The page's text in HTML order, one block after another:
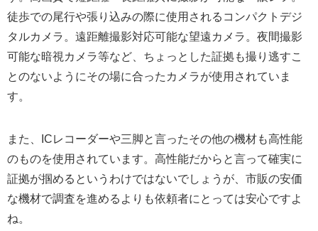
徒歩での尾行や張り込みの際に使用されるコンパクトデジ
タルカメラ。遠距離撮影対応可能な望遠カメラ。夜間撮影
可能な暗視カメラ等など、ちょっとした証拠も撮り逃すこ
とのないようにその場に合ったカメラが使用されていま
す。
また、ICレコーダーや三脚と言ったその他の機材も高性能
のものを使用されています。高性能だからと言って確実に
証拠が掴めるというわけではないでしょうが、市販の安価
な機材で調査を進めるよりも依頼者にとっては安心ですよ
ね。